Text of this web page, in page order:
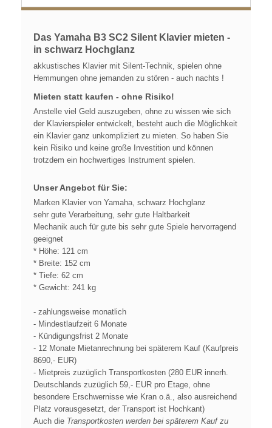
Das Yamaha B3 SC2 Silent Klavier mieten -
in schwarz Hochglanz
akkustisches Klavier mit Silent-Technik, spielen ohne
Hemmungen ohne jemanden zu stören - auch nachts !
Mieten statt kaufen - ohne Risiko!
Anstelle viel Geld auszugeben, ohne zu wissen wie sich
der Klavierspieler entwickelt, besteht auch die Möglichkeit
ein Klavier ganz unkompliziert zu mieten. So haben Sie
kein Risiko und keine große Investition und können
trotzdem ein hochwertiges Instrument spielen.
Unser Angebot für Sie:
Marken Klavier von Yamaha, schwarz Hochglanz
sehr gute Verarbeitung, sehr gute Haltbarkeit
Mechanik auch für gute bis sehr gute Spiele hervorragend
geeignet
* Höhe: 121 cm
* Breite: 152 cm
* Tiefe: 62 cm
* Gewicht: 241 kg
- zahlungsweise monatlich
- Mindestlaufzeit 6 Monate
- Kündigungsfrist 2 Monate
- 12 Monate Mietanrechnung bei späterem Kauf (Kaufpreis
8690,- EUR)
- Mietpreis zuzüglich Transportkosten (280 EUR innerh.
Deutschlands zuzüglich 59,- EUR pro Etage, ohne
besondere Erschwernisse wie Kran o.ä., also ausreichend
Platz vorausgesetzt, der Transport ist Hochkant)
Auch die Transportkosten werden bei späterem Kauf zu